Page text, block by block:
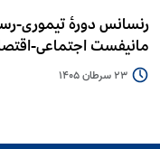
رنسانس دورۀ تیموری-
مانیفست اجتماعی-
23 سرطان 1405